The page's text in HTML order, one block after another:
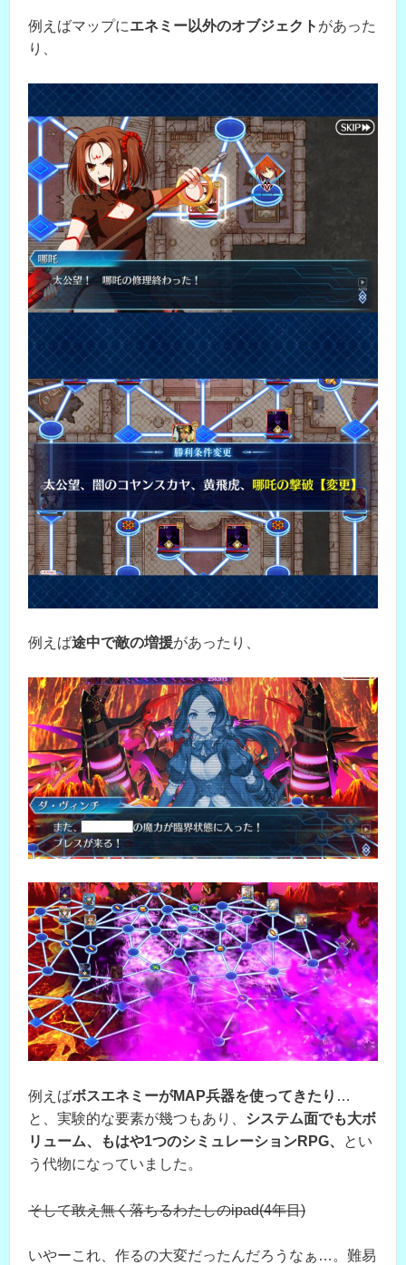
例えばマップにエネミー以外のオブジェクト があった
り、
例えば途中で敵の増援があったり、
例えばボスエネミーがMAP兵器を使ってきたり …
と、実験的な要素が幾つもあり、 システム面でも大ボ
リューム、もはや1つのシミュレーションRPG、
とい
う代物になっていました。
そして敢え無く落ちるわたしのipad(4年目)
いやーこれ、作るの大変だったんだろうなぁ…。難易